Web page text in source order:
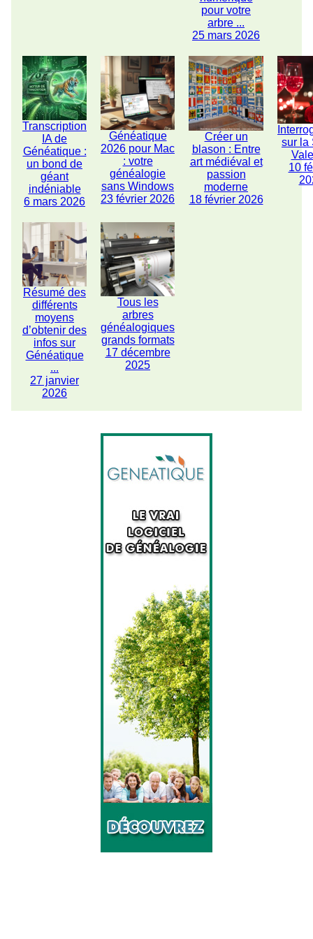
pour votre
arbre ...
25 mars 2026
Transcription
IA de
Généatique :
un bond de
géant
indéniable
6 mars 2026
Généatique
2026 pour Mac
: votre
généalogie
sans Windows
23 février 2026
Créer un
blason : Entre
art médiéval et
passion
moderne
18 février 2026
sur la
10
Résumé des
différents
moyens
d’obtenir des
infos sur
Généatique
...
27 janvier
2026
Tous les
arbres
généalogiques
grands formats
17 décembre
2025